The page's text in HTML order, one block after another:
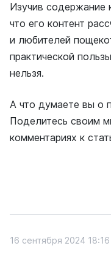
Изучив содержание
что его контент
и любителей
практической
нельзя.
А что думаете вы о
Поделитесь своим
комментариях к
16 сентября 2024 18:16